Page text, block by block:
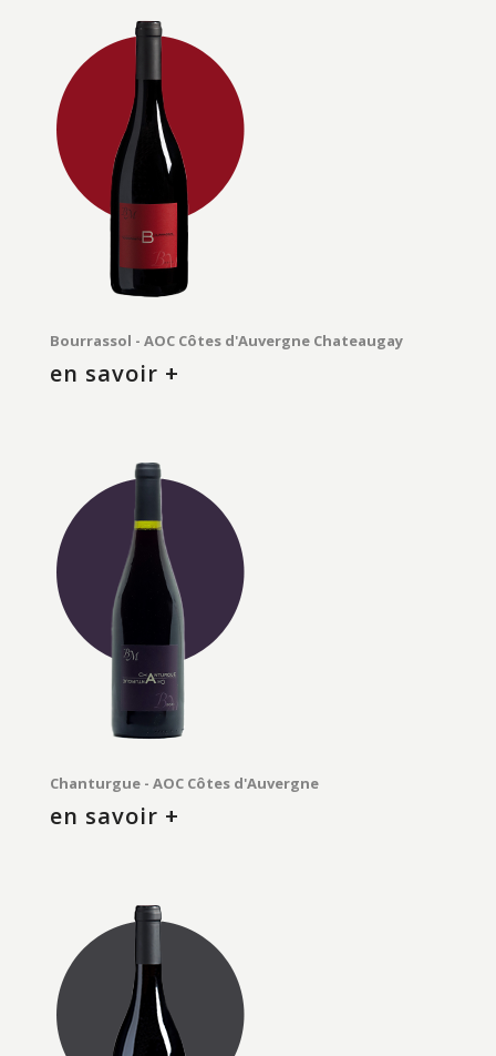
Bourrassol - AOC Côtes d'Auvergne Chateaugay
en savoir +
Chanturgue - AOC Côtes d'Auvergne
en savoir +